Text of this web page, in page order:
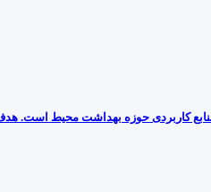
حوزه بهداشت محیط است. هدف